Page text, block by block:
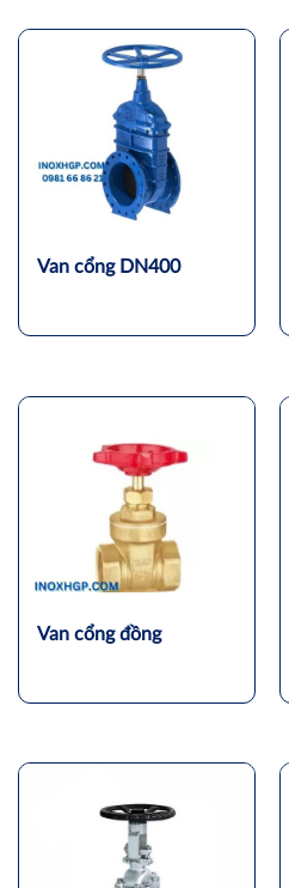
Van cổng DN400
Van cổng đồng